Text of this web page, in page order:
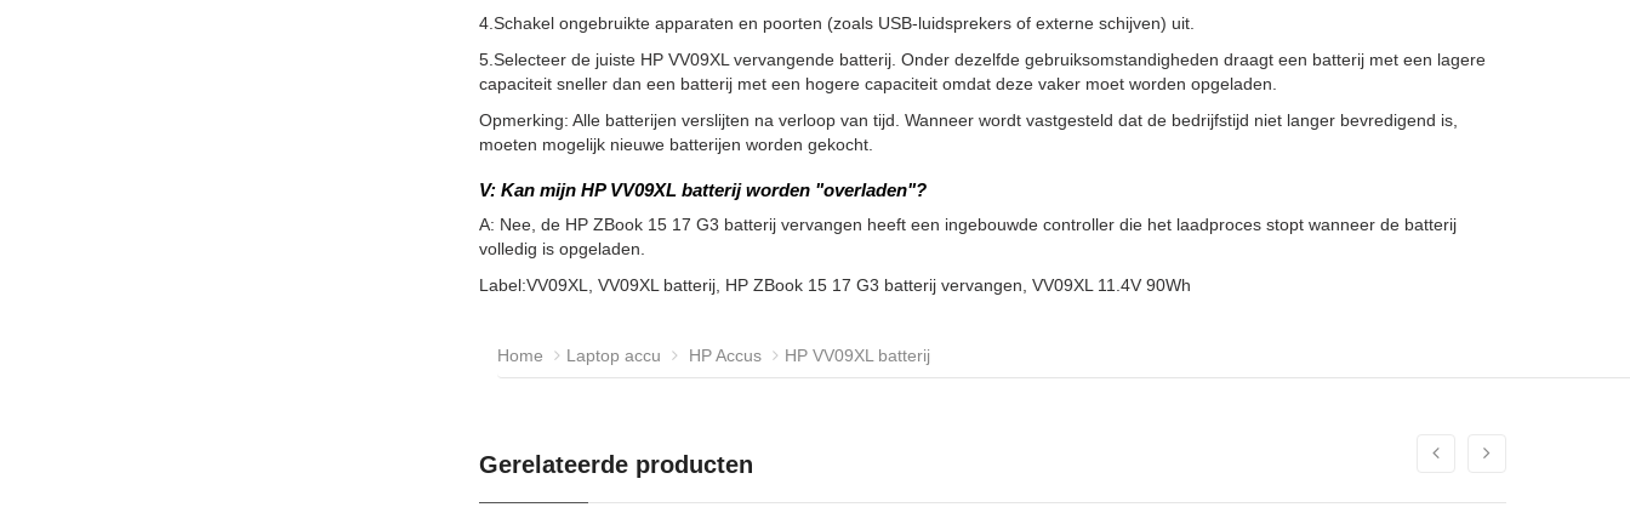
4.Schakel ongebruikte apparaten en poorten (zoals USB-luidsprekers of externe schijven) uit.
5.Selecteer de juiste HP VV09XL vervangende batterij. Onder dezelfde gebruiksomstandigheden draagt een batterij met een lagere
capaciteit sneller dan een batterij met een hogere capaciteit omdat deze vaker moet worden opgeladen.
Opmerking: Alle batterijen verslijten na verloop van tijd. Wanneer wordt vastgesteld dat de bedrijfstijd niet langer bevredigend is,
moeten mogelijk nieuwe batterijen worden gekocht.
V: Kan mijn HP VV09XL batterij worden "overladen"?
A: Nee, de HP ZBook 15 17 G3 batterij vervangen heeft een ingebouwde controller die het laadproces stopt wanneer de batterij
volledig is opgeladen.
Label:VV09XL, VV09XL batterij, HP ZBook 15 17 G3 batterij vervangen, VV09XL 11.4V 90Wh
Home Laptop accu HP Accus HP VV09XL batterij
Gerelateerde producten